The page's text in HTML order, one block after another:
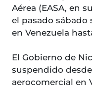
Aérea (EASA, en
el pasado sábado
en Venezuela
El Gobierno de
suspendido
aerocomercial en